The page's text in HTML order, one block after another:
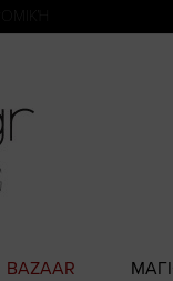
BAZAAR